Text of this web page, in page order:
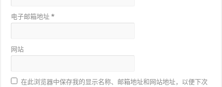
电子邮箱地址*
网站
在此浏览器中保存我的显示名称、邮箱地址和网站地址，以便下次